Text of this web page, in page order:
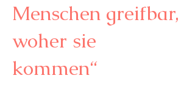
Menschen greifbar,
woher sie
kommen“